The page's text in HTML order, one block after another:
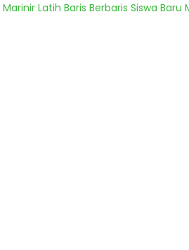
Marinir Latih Baris Berbaris Siswa Baru